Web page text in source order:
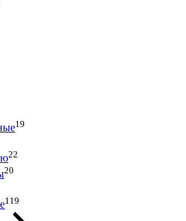
19
22
20
119